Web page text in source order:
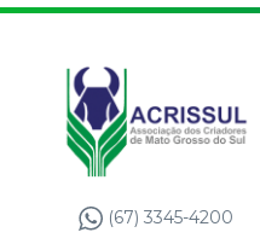
(67) 3345-4200